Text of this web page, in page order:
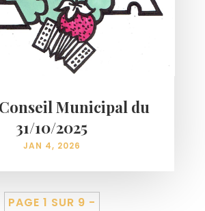
Municipal du
31/10/2025
JAN 4, 2026
PAGE 1 SUR 9 -